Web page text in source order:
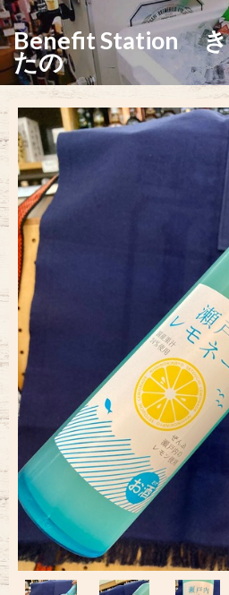
Benefit Station き
たの